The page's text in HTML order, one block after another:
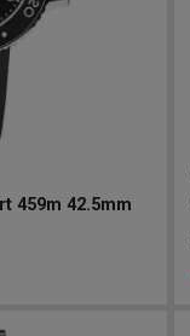
459m 42.5mm